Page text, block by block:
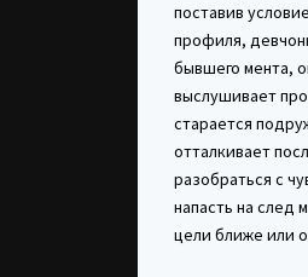
поставив
профиля,
бывшего мента,
выслушивает
старается
отталкивает
разобраться с
напасть на след
цели ближе или